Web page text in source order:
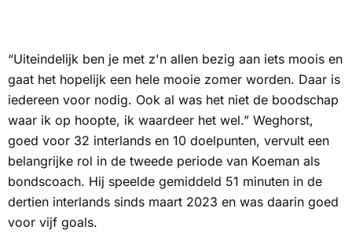
“Uiteindelijk ben je met z'n allen bezig aan iets moois en
gaat het hopelijk een hele mooie zomer worden. Daar is
iedereen voor nodig. Ook al was het niet de boodschap
waar ik op hoopte, ik waardeer het wel.” Weghorst,
goed voor 32 interlands en 10 doelpunten, vervult een
belangrijke rol in de tweede periode van Koeman als
bondscoach. Hij speelde gemiddeld 51 minuten in de
dertien interlands sinds maart 2023 en was daarin goed
voor vijf goals.